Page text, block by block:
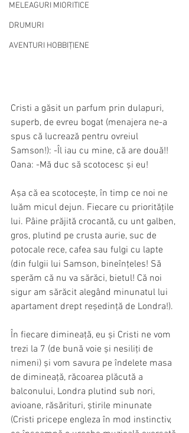
MELEAGURI MIORITICE
DRUMURI
AVENTURI HOBBIȚIENE
Cristi a găsit un parfum prin dulapuri,
superb, de evreu bogat (menajera ne-a
spus că lucrează pentru ovreiul
Samson!): -Îl iau cu mine, că are două!!
Oana: -Mă duc să scotocesc și eu!
Așa că ea scotocește, în timp ce noi ne
luăm micul dejun. Fiecare cu prioritățile
lui. Pâine prăjită crocantă, cu unt galben,
gros, plutind pe crusta aurie, suc de
potocale rece, cafea sau fulgi cu lapte
(din fulgii lui Samson, bineînțeles! Să
sperăm că nu va sărăci, bietul! Că noi
sigur am sărăcit alegând minunatul lui
apartament drept reședință de Londra!).
În fiecare dimineață, eu și Cristi ne vom
trezi la 7 (de bună voie și nesiliți de
nimeni) și vom savura pe îndelete masa
de dimineață, răcoarea plăcută a
balconului, Londra plutind sub nori,
avioane, răsărituri, știrile minunate
(Cristi pricepe engleza în mod instinctiv,